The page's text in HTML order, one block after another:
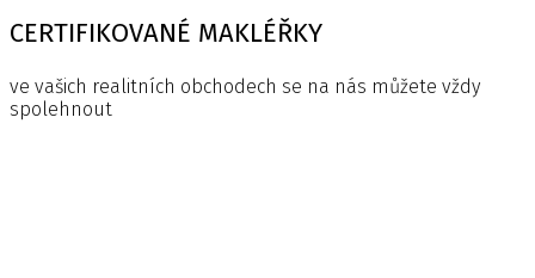
CERTIFIKOVANÉ MAKLÉŘKY
ve vašich realitních obchodech se na nás můžete vždy
spolehnout